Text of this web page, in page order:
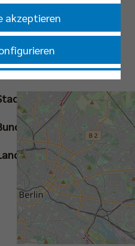
akzeptieren
Cookies akzeptieren